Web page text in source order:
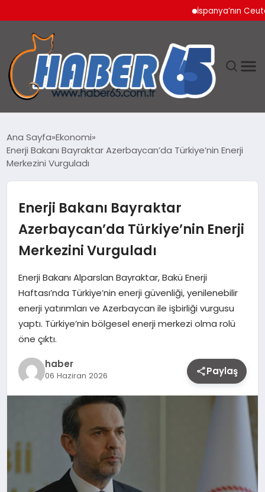
İspanya’nın Ceuta
YAŞAM
Ana Sayfa Ekonomi
Enerji Bakanı Bayraktar Azerbaycan’da Türkiye’nin Enerji
Merkezini Vurguladı
Enerji Bakanı Bayraktar
Azerbaycan’da Türkiye’nin Enerji
Merkezini Vurguladı
Enerji Bakanı Alparslan Bayraktar, Bakü Enerji
Haftası’nda Türkiye’nin enerji güvenliği, yenilenebilir
enerji yatırımları ve Azerbaycan ile işbirliği vurgusu
yaptı. Türkiye’nin bölgesel enerji merkezi olma rolü
öne çıktı.
haber
06 Haziran 2026 Paylaş